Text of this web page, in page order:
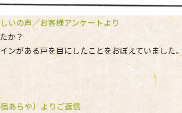
いの声／お客様アンケートより
か？
ンがある戸を目にしたことをおぼえていました。
あらや）よりご返信